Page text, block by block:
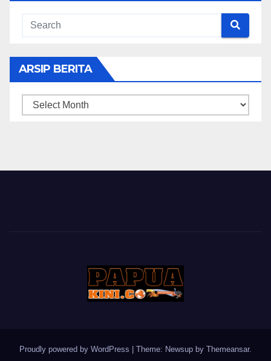
ARSIP BERITA
ARSIP
Proudly powered by WordPress Theme: Newsup by Themeansar.